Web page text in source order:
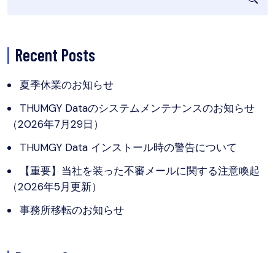
Recent Posts
夏季休業のお知らせ
THUMGY Dataのシステムメンテナンスのお知らせ
（2026年7月29日）
THUMGY Data インストール時の警告について
【重要】当社を装った不審メールに関する注意喚起
（2026年5月更新）
事務所移転のお知らせ